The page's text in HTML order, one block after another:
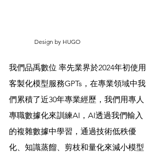
Design by HUGO
我們品禹數位 率先業界於2024年初使用
客製化模型服務GPTs，在專業領域中我
們累積了近30年專業經歷，我們用專人
專職數據化來訓練AI，AI透過我們輸入
的複雜數據中學習，通過技術低秩優
化、知識蒸餾、剪枝和量化來減小模型